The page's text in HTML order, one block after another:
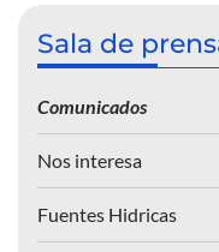
Sala de
Comunicados
Nos interesa
Fuentes Hidricas